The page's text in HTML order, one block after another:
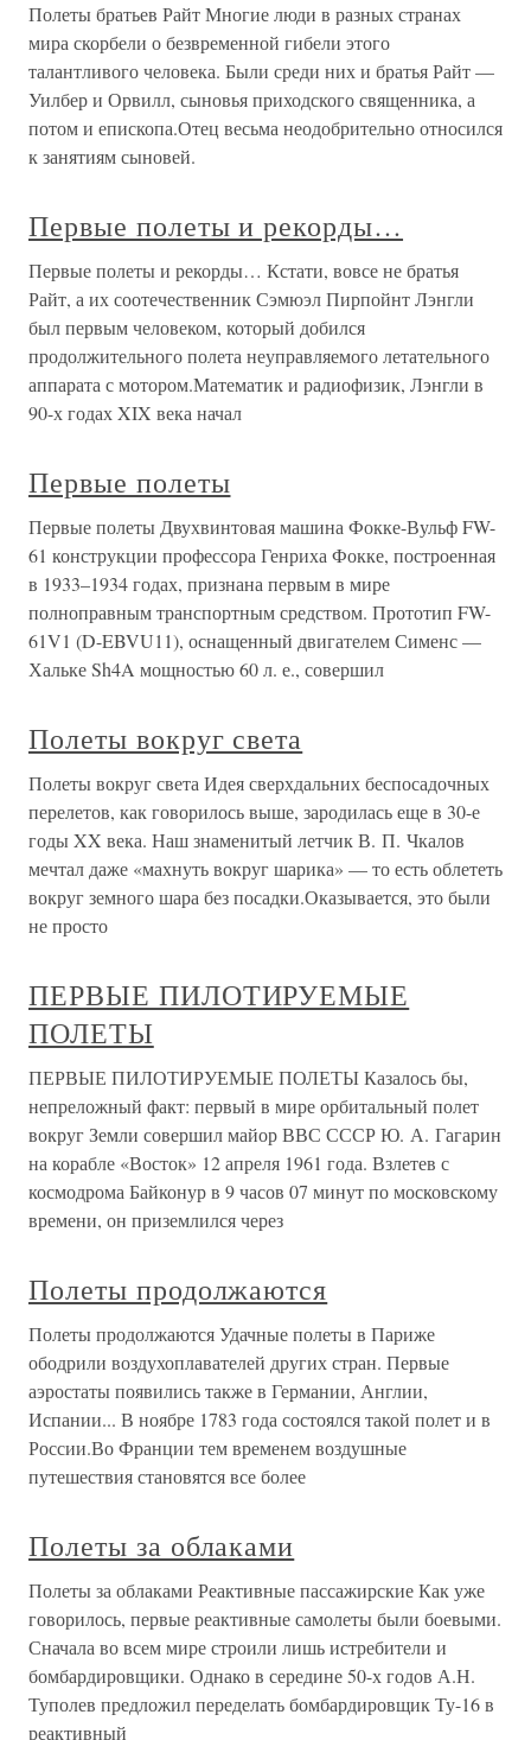
Полеты братьев Райт Многие люди в разных странах
мира скорбели о безвременной гибели этого
талантливого человека. Были среди них и братья Райт —
Уилбер и Орвилл, сыновья приходского священника, а
потом и епископа.Отец весьма неодобрительно относился
к занятиям сыновей.
Первые полеты и рекорды…
Первые полеты и рекорды… Кстати, вовсе не братья
Райт, а их соотечественник Сэмюэл Пирпойнт Лэнгли
был первым человеком, который добился
продолжительного полета неуправляемого летательного
аппарата с мотором.Математик и радиофизик, Лэнгли в
90-х годах XIX века начал
Первые полеты
Первые полеты Двухвинтовая машина Фокке-Вульф FW-
61 конструкции профессора Генриха Фокке, построенная
в 1933–1934 годах, признана первым в мире
полноправным транспортным средством. Прототип FW-
61V1 (D-EBVU11), оснащенный двигателем Сименс —
Хальке Sh4A мощностью 60 л. е., совершил
Полеты вокруг света
Полеты вокруг света Идея сверхдальних беспосадочных
перелетов, как говорилось выше, зародилась еще в 30-е
годы XX века. Наш знаменитый летчик В. П. Чкалов
мечтал даже «махнуть вокруг шарика» — то есть облететь
вокруг земного шара без посадки.Оказывается, это были
не просто
ПЕРВЫЕ ПИЛОТИРУЕМЫЕ
ПОЛЕТЫ
ПЕРВЫЕ ПИЛОТИРУЕМЫЕ ПОЛЕТЫ Казалось бы,
непреложный факт: первый в мире орбитальный полет
вокруг Земли совершил майор ВВС СССР Ю. А. Гагарин
на корабле «Восток» 12 апреля 1961 года. Взлетев с
космодрома Байконур в 9 часов 07 минут по московскому
времени, он приземлился через
Полеты продолжаются
Полеты продолжаются Удачные полеты в Париже
ободрили воздухоплавателей других стран. Первые
аэростаты появились также в Германии, Англии,
Испании... В ноябре 1783 года состоялся такой полет и в
России.Во Франции тем временем воздушные
путешествия становятся все более
Полеты за облаками
Полеты за облаками Реактивные пассажирские Как уже
говорилось, первые реактивные самолеты были боевыми.
Сначала во всем мире строили лишь истребители и
бомбардировщики. Однако в середине 50-х годов А.Н.
Туполев предложил переделать бомбардировщик Ту-16 в
реактивный